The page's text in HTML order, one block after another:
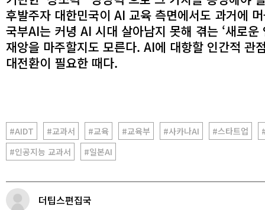
후발주자 대한민국이 AI 교육 측면에서도 과거에
국부AI는 커녕 AI 시대 살아남지 못해 겪는 ‘새로운
재앙을 마주할지도 모른다. AI에 대항할 인간적 관
대전환이 필요한 때다.
#AIDT #교과서 #교육 #교육부 #사카나AI #스타트업
#인공지능 교과서
#일본AI
더팁스편집국